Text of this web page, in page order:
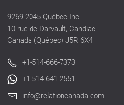
9269-2045 Québec Inc.
10 rue de Darvault, Candiac
Canada (Québec) J5R 6X4
+1-514-666-7373
+1-514-641-2551
info@relationcanada.com